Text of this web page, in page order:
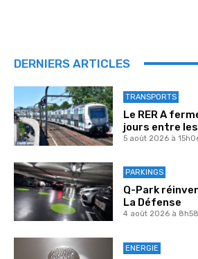
DERNIERS ARTICLES
TRANSPORTS
Le RER A
jours entre
5 août 2026 à
PARKINGS
Q-Park
La Défense
4 août 2026 à 8h58
ENERGIE